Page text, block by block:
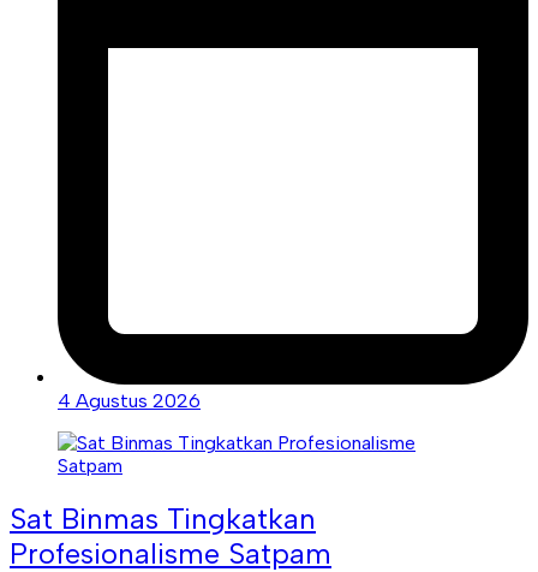
4 Agustus 2026
Sat Binmas Tingkatkan
Profesionalisme Satpam